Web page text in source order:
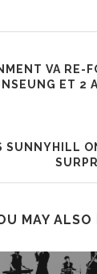
VA RE-
ET 2
SUNNYHILL
MAY ALSO